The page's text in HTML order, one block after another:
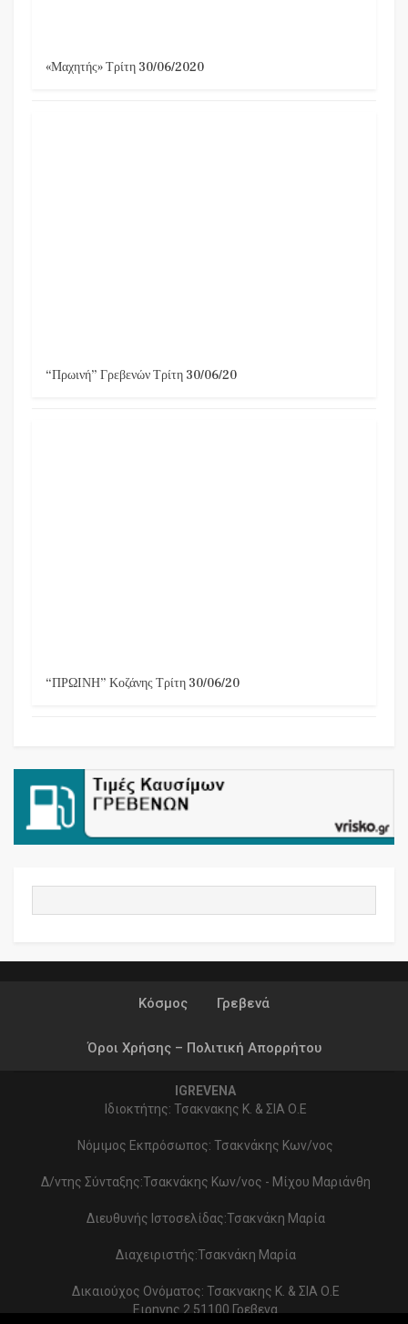
«Μαχητής» Τρίτη 30/06/2020
“Πρωινή” Γρεβενών Τρίτη 30/06/20
“ΠΡΩΙΝΗ” Κοζάνης Τρίτη 30/06/20
Κόσμος Γρεβενά
Όροι Χρήσης – Πολιτική Απορρήτου
IGREVENA
Ιδιοκτήτης: Τσακνακης Κ. & ΣΙΑ Ο.Ε
Νόμιμος Εκπρόσωπος: Τσακνάκης Κων/νος
Δ/ντης Σύνταξης:Τσακνάκης Κων/νος - Μίχου Μαριάνθη
Διευθυνής Ιστοσελίδας:Τσακνάκη Μαρία
Διαχειριστής:Τσακνάκη Μαρία
Δικαιούχος Ονόματος: Τσακνακης Κ. & ΣΙΑ Ο.Ε
Ειρηνης 2 51100 Γρεβενα